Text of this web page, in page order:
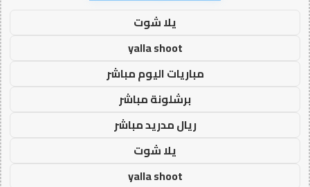
يلا شوت
yalla shoot
مباريات اليوم مباشر
برشلونة مباشر
ريال مدريد مباشر
يلا شوت
yalla shoot